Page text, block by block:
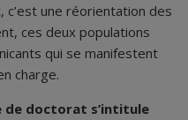
c’est une réorientation des
ces deux populations
qui se manifestent
charge.
de doctorat s’intitule